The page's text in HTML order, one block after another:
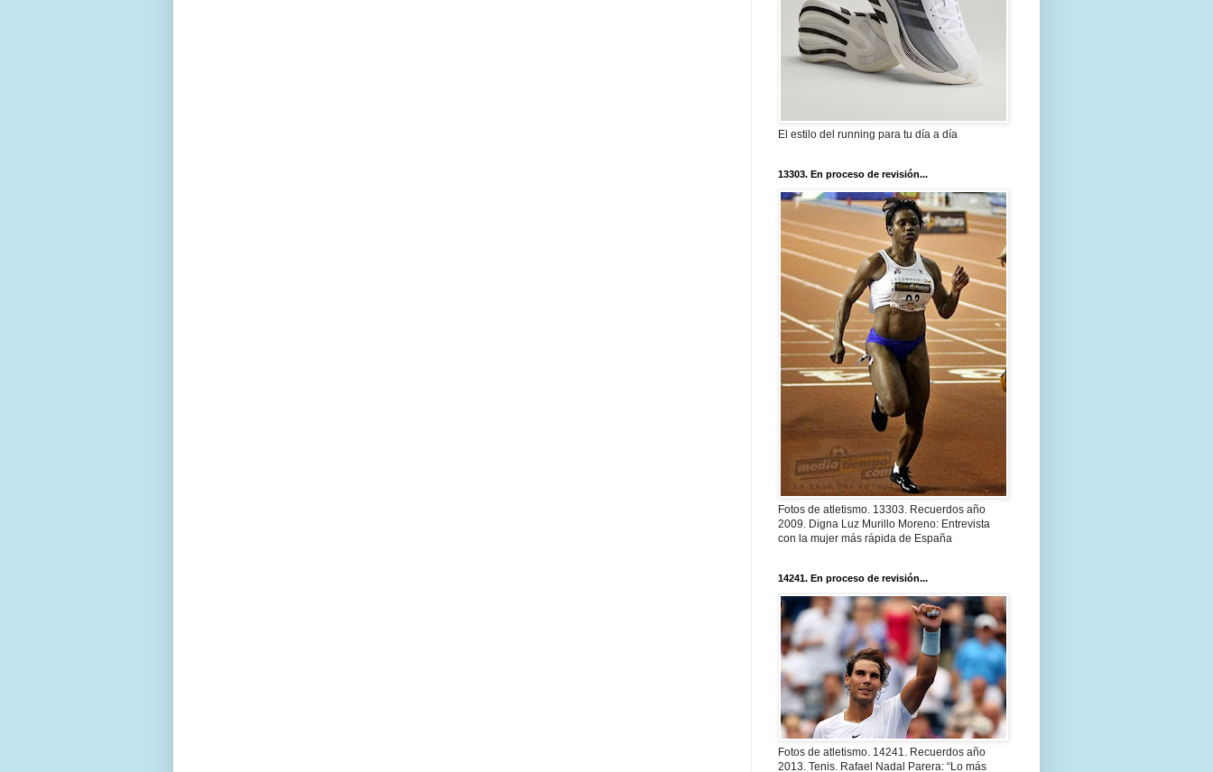
El estilo del running para tu día a día
13303. En proceso de revisión...
Fotos de atletismo. 13303. Recuerdos año
2009. Digna Luz Murillo Moreno: Entrevista
con la mujer más rápida de España
14241. En proceso de revisión...
Fotos de atletismo. 14241. Recuerdos año
2013. Tenis. Rafael Nadal Parera: “Lo más